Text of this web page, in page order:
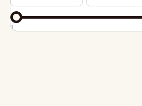
Синий
Сиреневый
1